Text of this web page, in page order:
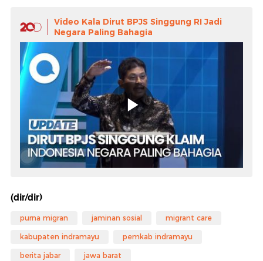
Video Kala Dirut BPJS Singgung RI Jadi
Negara Paling Bahagia
(dir/dir)
purna migran jaminan sosial migrant care
kabupaten indramayu pemkab indramayu
berita jabar jawa barat